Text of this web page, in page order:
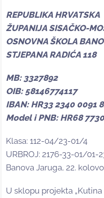
REPUBLIKA HRVATSKA
ŽUPANIJA SISAČKO-
OSNOVNA ŠKOLA
STJEPANA RADIĆA 118
MB: 3327892
OIB: 58146774117
IBAN: HR33 2340 0091
Model i PNB: HR68
Klasa: 112-04/23-01/4
URBROJ: 2176-33-01/01-
Banova Jaruga, 22.
U sklopu projekta